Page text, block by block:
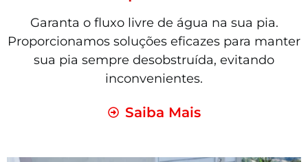
Garanta o fluxo livre de água na sua pia.
Proporcionamos soluções eficazes para manter
sua pia sempre desobstruída, evitando
inconvenientes.
Saiba Mais